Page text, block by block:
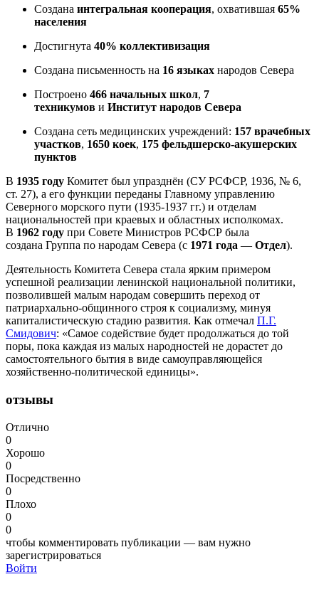
Создана интегральная кооперация, охватившая 65%
населения
Достигнута 40% коллективизация
Создана письменность на 16 языках народов Севера
Построено 466 начальных школ, 7
техникумов и Институт народов Севера
Создана сеть медицинских учреждений: 157 врачебных
участков, 1650 коек, 175 фельдшерско-акушерских
пунктов
В 1935 году Комитет был упразднён (СУ РСФСР, 1936, № 6,
ст. 27), а его функции переданы Главному управлению
Северного морского пути (1935-1937 гг.) и отделам
национальностей при краевых и областных исполкомах.
В 1962 году при Совете Министров РСФСР была
создана Группа по народам Севера (с 1971 года — Отдел).
Деятельность Комитета Севера стала ярким примером
успешной реализации ленинской национальной политики,
позволившей малым народам совершить переход от
патриархально-общинного строя к социализму, минуя
капиталистическую стадию развития. Как отмечал П.Г.
Смидович: «Самое содействие будет продолжаться до той
поры, пока каждая из малых народностей не дорастет до
самостоятельного бытия в виде самоуправляющейся
хозяйственно-политической единицы».
отзывы
Отлично
0
Хорошо
0
Посредственно
0
Плохо
0
0
чтобы комментировать публикации — вам нужно
зарегистрироваться
Войти